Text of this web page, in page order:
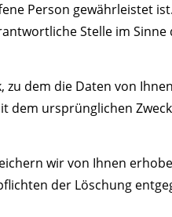
Person gewährleistet
Stelle im Sinne
dem die Daten von
ursprünglichen
wir von Ihnen
der Löschung